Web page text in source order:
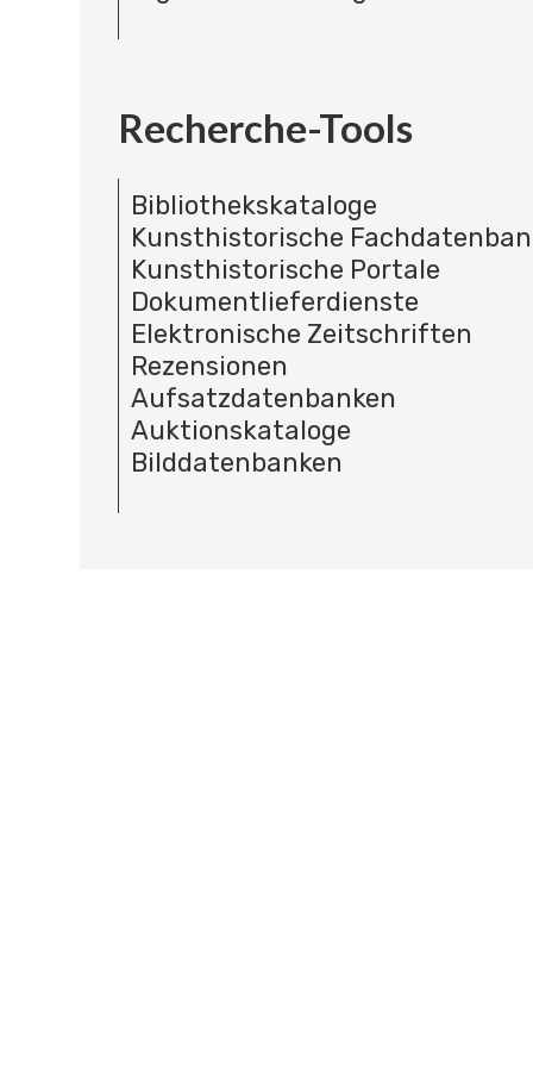
Recherche-Tools
Bibliothekskataloge
Kunsthistorische
Kunsthistorische Portale
Dokumentlieferdienste
Elektronische Zeitschriften
Rezensionen
Aufsatzdatenbanken
Auktionskataloge
Bilddatenbanken